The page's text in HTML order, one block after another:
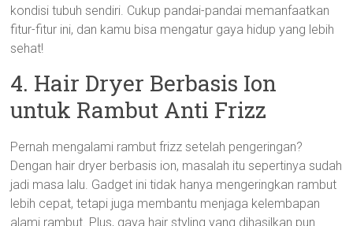
kondisi tubuh sendiri. Cukup pandai-pandai memanfaatkan
fitur-fitur ini, dan kamu bisa mengatur gaya hidup yang lebih
sehat!
4. Hair Dryer Berbasis Ion
untuk Rambut Anti Frizz
Pernah mengalami rambut frizz setelah pengeringan?
Dengan hair dryer berbasis ion, masalah itu sepertinya sudah
jadi masa lalu. Gadget ini tidak hanya mengeringkan rambut
lebih cepat, tetapi juga membantu menjaga kelembapan
alami rambut. Plus, gaya hair styling yang dihasilkan pun